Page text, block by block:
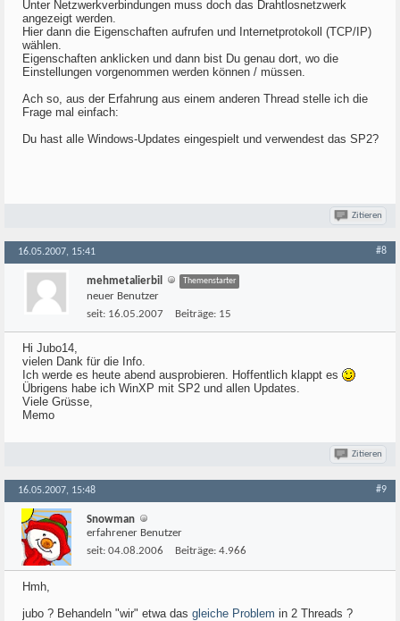
Unter Netzwerkverbindungen muss doch das Drahtlosnetzwerk
angezeigt werden.
Hier dann die Eigenschaften aufrufen und Internetprotokoll (TCP/IP)
wählen.
Eigenschaften anklicken und dann bist Du genau dort, wo die
Einstellungen vorgenommen werden können / müssen.
Ach so, aus der Erfahrung aus einem anderen Thread stelle ich die
Frage mal einfach:
Du hast alle Windows-Updates eingespielt und verwendest das SP2?
Zitieren
16.05.2007, 15:41 #8
mehmetalierbil Themenstarter
neuer Benutzer
seit: 16.05.2007 Beiträge: 15
Hi Jubo14,
vielen Dank für die Info.
Ich werde es heute abend ausprobieren. Hoffentlich klappt es
Übrigens habe ich WinXP mit SP2 und allen Updates.
Viele Grüsse,
Memo
Zitieren
16.05.2007, 15:48 #9
Snowman
erfahrener Benutzer
seit: 04.08.2006 Beiträge: 4.966
Hmh,
jubo ? Behandeln "wir" etwa das gleiche Problem in 2 Threads ?